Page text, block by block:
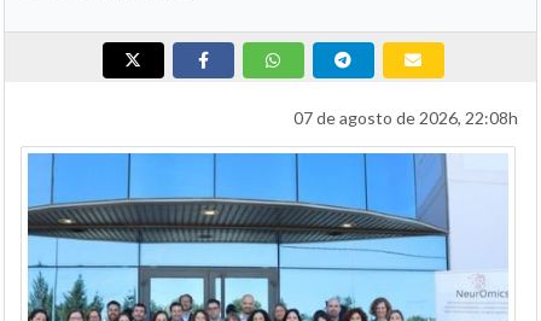
07 de agosto de 2026, 22:08h